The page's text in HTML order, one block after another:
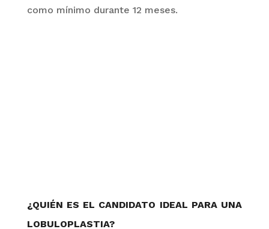
como mínimo durante 12 meses.
¿QUIÉN ES EL CANDIDATO IDEAL PARA UNA
LOBULOPLASTIA?